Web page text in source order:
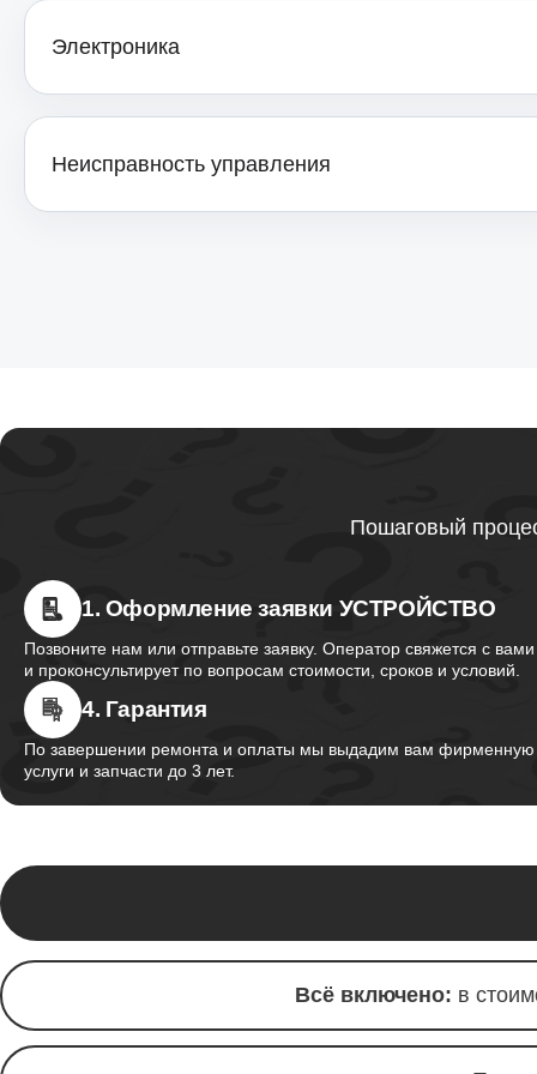
Ремонт электронных компонентов
Электроника
Неисправность управления
Пошаговый
1. Оформление заявки УСТРОЙСТВО
Позвоните нам или отправьте заявку. Оператор свяжется с вами
и проконсультирует по вопросам стоимости, сроков и условий.
4. Гарантия
По завершении ремонта и оплаты мы выдадим вам фирменную
услуги и запчасти до 3 лет.
Всё включено: в